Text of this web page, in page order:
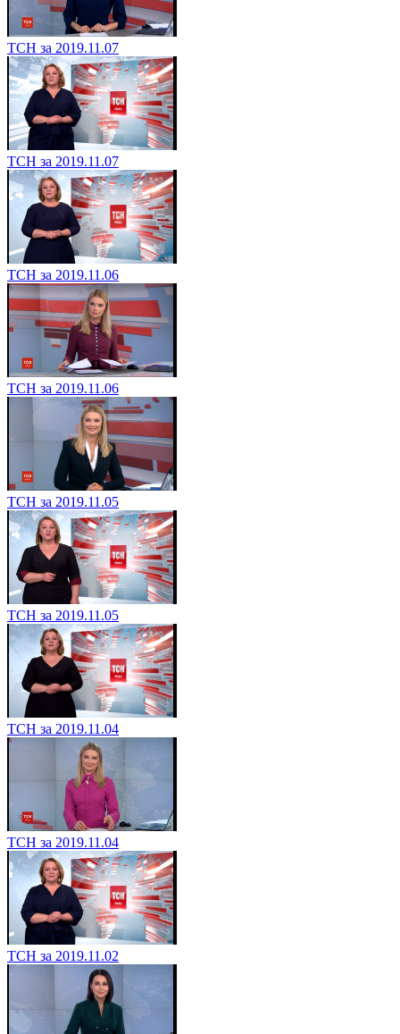
ТСН за 2019.11.07
ТСН за 2019.11.07
ТСН за 2019.11.06
ТСН за 2019.11.06
ТСН за 2019.11.05
ТСН за 2019.11.05
ТСН за 2019.11.04
ТСН за 2019.11.04
ТСН за 2019.11.02